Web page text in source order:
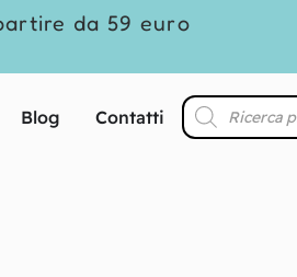
da 59 euro
Blog Contatti